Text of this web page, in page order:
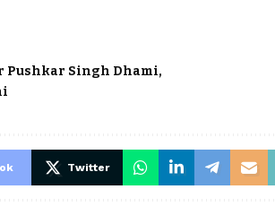
Pushkar Singh Dhami
Twitter